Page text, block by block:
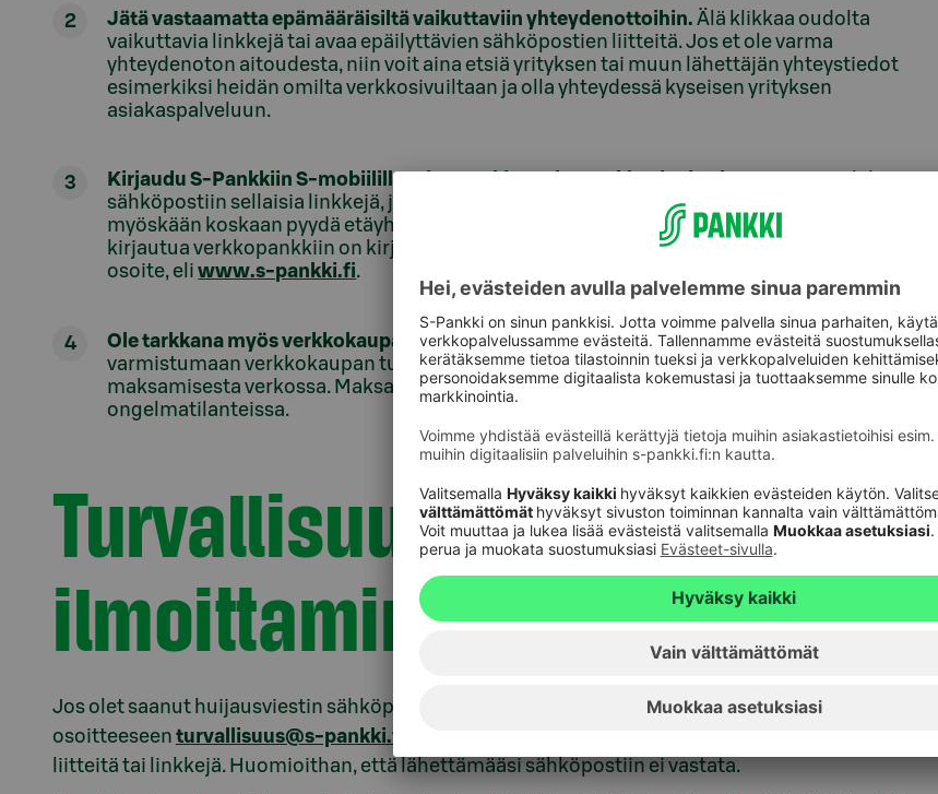
Jätä vastaamatta epämääräisiltä vaikuttaviin yhteydenottoihin. Älä klikkaa oudolta
vaikuttavia linkkejä tai avaa epäilyttävien sähköpostien liitteitä. Jos et ole varma
yhteydenoton aitoudesta, niin voit aina etsiä yrityksen tai muun lähettäjän yhteystiedot
esimerkiksi heidän omilta verkkosivuiltaan ja olla yhteydessä kyseisen yrityksen
asiakaspalveluun.
Kirjaudu S-Pankkiin S-mobiililla tai S-Pankin omien verkkosivujen kautta.
sähköpostiin sellaisia linkkejä, jotka vievät S-Pankin verkkopankin kirjautumissivulle. Emme
myöskään koskaan pyydä etäyhteyttä asiakkaidemme tietokoneeseen. Turvallisin tapa
kirjautua verkkopankkiin on kirjoittaa itse selaimen osoitekenttään S-Pankin verkkosivujen
osoite, eliwww.s-pankki.fi.
Ole tarkkana myös verkkokaupassa.Varo liian hyvältä kuulostavia tarjouksia ja pyri
varmistumaan verkkokaupan turvallisuudesta.Täältälöydät lisää tietoa turvallisesta
maksamisesta verkossa. Maksamalla luottokortilla saat paremman turvan mahdollisissa
ongelmatilanteissa.
Turvallisuushavainnoista
ilmoittaminen
Jos olet saanut huijausviestin sähköpostiisi, voit lähettää saamasi viestin edelleen
osoitteeseen turvallisuus@s-pankki.fi
liitteitä tai linkkejä. Huomioithan, että lähettämääsi sähköpostiin ei vastata.